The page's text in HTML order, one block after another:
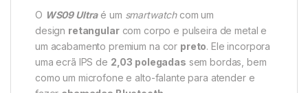
O WS09 Ultraé um smartwatchcom um
design retangularcom corpo e pulseira de metal e
um acabamento premium na cor preto. Ele incorpora
uma ecrã IPS de 2,03 polegadas sem bordas, bem
como um microfone e alto-falante para atender e